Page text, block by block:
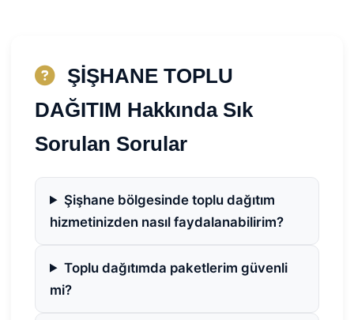
ŞİŞHANE TOPLU
DAĞITIM Hakkında Sık
Sorulan Sorular
Şişhane bölgesinde toplu dağıtım
hizmetinizden nasıl faydalanabilirim?
Toplu dağıtımda paketlerim güvenli
mi?